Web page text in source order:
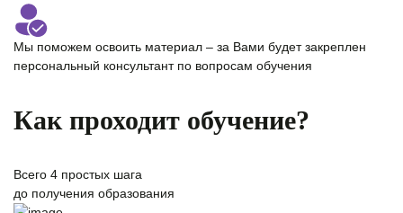
Мы поможем освоить материал – за Вами будет закреплен
персональный консультантпо вопросам обучения
Как проходит обучение?
Всего 4 простых шага
до получения образования